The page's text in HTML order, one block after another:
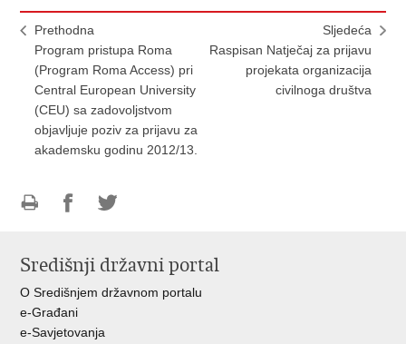
Prethodna
Program pristupa Roma
(Program Roma Access) pri
Central European University
(CEU) sa zadovoljstvom
objavljuje poziv za prijavu za
akademsku godinu 2012/13.
Sljedeća
Raspisan Natječaj za prijavu
projekata organizacija
civilnoga društva
FacebookuTwitteru
Središnji državni portal
O Središnjem državnom portalu
e-Građani
e-Savjetovanja